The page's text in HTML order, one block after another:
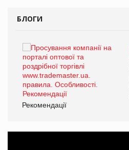
БЛОГИ
Рекомендації